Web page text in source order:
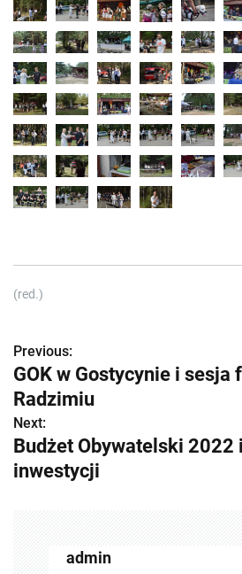
(red.)
Z
o
b
a
Previous:
GOK w Gostycynie i
Radzimiu
Next:
Budżet Obywatelski 2022
inwestycji
admin